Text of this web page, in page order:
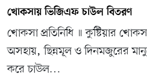
খোকসায় ভিজিএফ চাউল বিতরণ
খোকসা প্রতিনিধি ॥ কুষ্টিয়ার
অসহায়, ছিন্নমূল ও দিনমজুরের
করে চাউল…